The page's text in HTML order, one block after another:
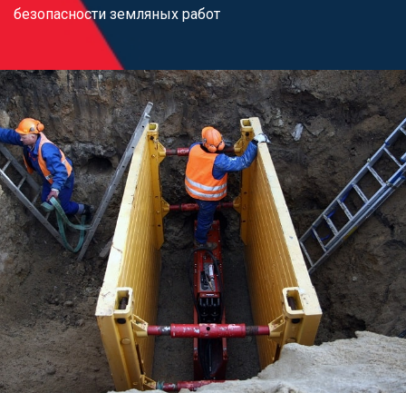
безопасности земляных работ